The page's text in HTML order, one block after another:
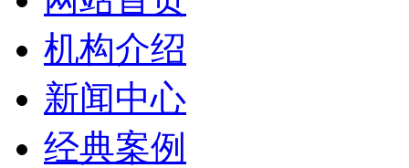
机构介绍
新闻中心
经典案例